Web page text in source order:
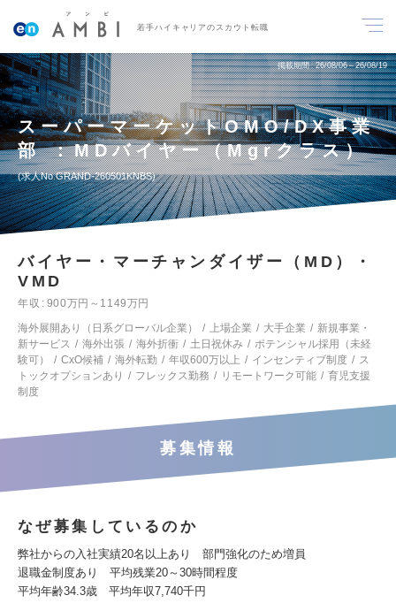
若手ハイキャリアのスカウト転職
掲載期間 26/08/06～26/08/19
スーパーマーケットOMO/DX事業
部 ：MDバイヤー（Mgrクラス）
求人No.GRAND-260501KNBS
バイヤー・マーチャンダイザー（MD）・
VMD
年収
900万円～1149万円
海外展開あり（日系グローバル企業）
上場企業 大手企業
新規事業・
新サービス
海外出張 海外折衝 土日祝休み
ポテンシャル採用（未経
験可）
CxO候補 海外転勤 年収600万以上 インセンティブ制度
ス
トックオプションあり
フレックス勤務 リモートワーク可能
育児支援
制度
募集情報
なぜ募集しているのか
弊社からの入社実績20名以上あり 部門強化のため増員
退職金制度あり 平均残業20～30時間程度
平均年齢34.3歳 平均年収7,740千円